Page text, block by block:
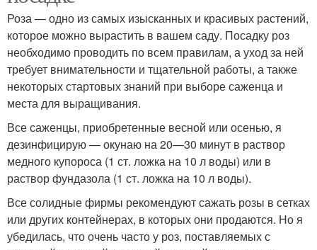
Роза — одно из самых изысканных и красивых растений,
которое можно вырастить в вашем саду. Посадку роз
необходимо проводить по всем правилам, а уход за ней
требует внимательности и тщательной работы, а также
некоторых стартовых знаний при выборе саженца и
места для выращивания.
Все саженцы, приобретенные весной или осенью, я
дезинфицирую — окунаю на 20—30 минут в раствор
медного купороса (1 ст. ложка на 10 л воды) или в
раствор фундазола (1 ст. ложка на 10 л воды).
Все солидные фирмы рекомендуют сажать розы в сетках
или других контейнерах, в которых они продаются. Но я
убедилась, что очень часто у роз, поставляемых с